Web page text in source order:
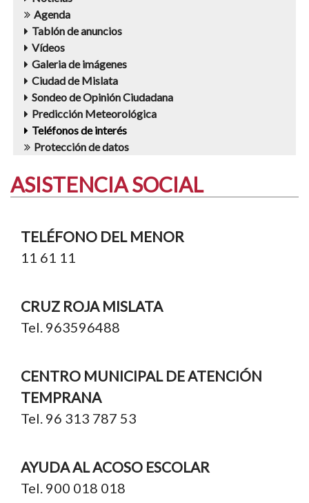
Agenda
Tablón de anuncios
Vídeos
Galeria de imágenes
Ciudad de Mislata
Sondeo de Opinión Ciudadana
Predicción Meteorológica
Teléfonos de interés
Protección de datos
ASISTENCIA SOCIAL
TELÉFONO DEL MENOR
11 61 11
CRUZ ROJA MISLATA
Tel. 963596488
CENTRO MUNICIPAL DE ATENCIÓN
TEMPRANA
Tel. 96 313 787 53
AYUDA AL ACOSO ESCOLAR
Tel. 900 018 018